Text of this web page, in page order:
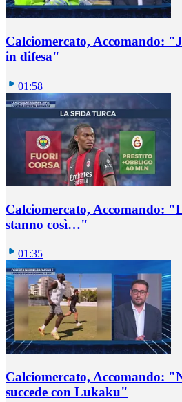
Calciomercato, Accomando:
in difesa"
01:58
Calciomercato, Accomando:
stanno così…"
01:35
Calciomercato, Accomando:
succede con Lukaku"